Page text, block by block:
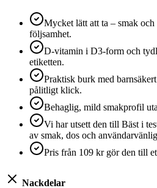
Mycket lätt att ta – smak
följsamhet.
D‑vitamin i D3‑form och
etiketten.
Praktisk burk med
pålitligt klick.
Behaglig, mild smakprofil
Vi har utsett den till Bäst i
av smak, dos och
Pris från 109 kr gör den till
Nackdelar